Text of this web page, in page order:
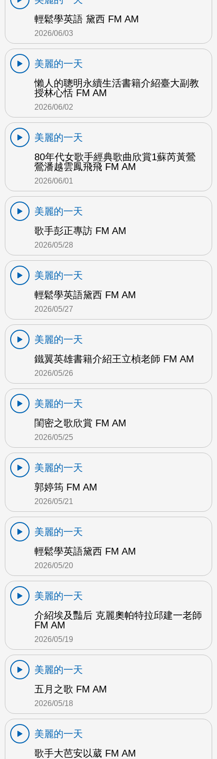
輕鬆學英語 黛西 FM AM
2026/06/03
美麗的一天
懶人的聰明永續生活書籍介紹臺大副教
授林心恬 FM AM
2026/06/02
美麗的一天
80年代女歌手經典歌曲欣賞1蘇芮黃鶯
鶯潘越雲鳳飛飛 FM AM
2026/06/01
美麗的一天
歌手彭正專訪 FM AM
2026/05/28
美麗的一天
輕鬆學英語黛西 FM AM
2026/05/27
美麗的一天
鐵翼英雄書籍介紹王立楨老師 FM AM
2026/05/26
美麗的一天
閨密之歌欣賞 FM AM
2026/05/25
美麗的一天
郭婷筠 FM AM
2026/05/21
美麗的一天
輕鬆學英語黛西 FM AM
2026/05/20
美麗的一天
介紹埃及豔后 克麗奧帕特拉邱建一老師
FM AM
2026/05/19
美麗的一天
五月之歌 FM AM
2026/05/18
美麗的一天
歌手大芭安以葳 FM AM